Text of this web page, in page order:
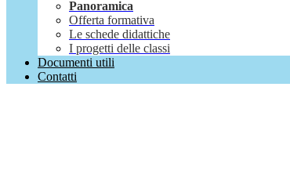
Panoramica
Offerta formativa
Le schede didattiche
I progetti delle classi
Documenti utili
Contatti